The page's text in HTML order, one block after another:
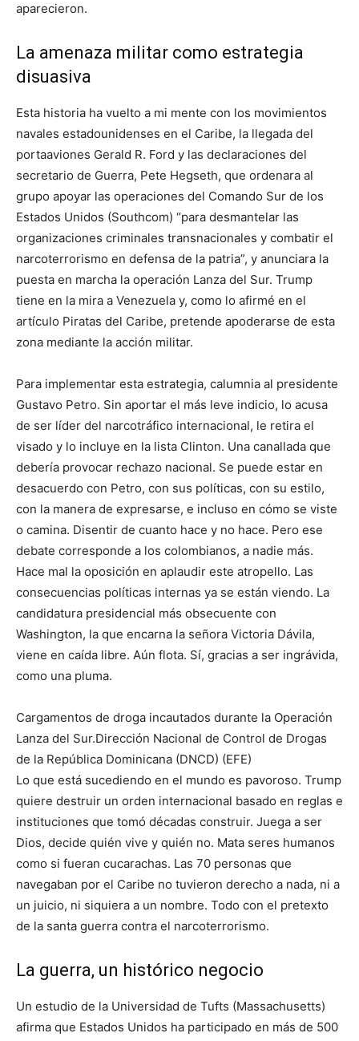
aparecieron.
La amenaza militar como estrategia
disuasiva
Esta historia ha vuelto a mi mente con los movimientos
navales estadounidenses en el Caribe, la llegada del
portaaviones Gerald R. Ford y las declaraciones del
secretario de Guerra, Pete Hegseth, que ordenara al
grupo apoyar las operaciones del Comando Sur de los
Estados Unidos (Southcom) “para desmantelar las
organizaciones criminales transnacionales y combatir el
narcoterrorismo en defensa de la patria”, y anunciara la
puesta en marcha la operación Lanza del Sur. Trump
tiene en la mira a Venezuela y, como lo afirmé en el
artículo Piratas del Caribe, pretende apoderarse de esta
zona mediante la acción militar.
Para implementar esta estrategia, calumnia al presidente
Gustavo Petro. Sin aportar el más leve indicio, lo acusa
de ser líder del narcotráfico internacional, le retira el
visado y lo incluye en la lista Clinton. Una canallada que
debería provocar rechazo nacional. Se puede estar en
desacuerdo con Petro, con sus políticas, con su estilo,
con la manera de expresarse, e incluso en cómo se viste
o camina. Disentir de cuanto hace y no hace. Pero ese
debate corresponde a los colombianos, a nadie más.
Hace mal la oposición en aplaudir este atropello. Las
consecuencias políticas internas ya se están viendo. La
candidatura presidencial más obsecuente con
Washington, la que encarna la señora Victoria Dávila,
viene en caída libre. Aún flota. Sí, gracias a ser ingrávida,
como una pluma.
Cargamentos de droga incautados durante la Operación
Lanza del Sur.Dirección Nacional de Control de Drogas
de la República Dominicana (DNCD) (EFE)
Lo que está sucediendo en el mundo es pavoroso. Trump
quiere destruir un orden internacional basado en reglas e
instituciones que tomó décadas construir. Juega a ser
Dios, decide quién vive y quién no. Mata seres humanos
como si fueran cucarachas. Las 70 personas que
navegaban por el Caribe no tuvieron derecho a nada, ni a
un juicio, ni siquiera a un nombre. Todo con el pretexto
de la santa guerra contra el narcoterrorismo.
La guerra, un histórico negocio
Un estudio de la Universidad de Tufts (Massachusetts)
afirma que Estados Unidos ha participado en más de 500